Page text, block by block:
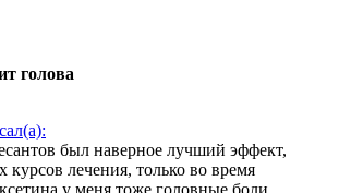
голова
был наверное лучший эффект,
курсов лечения, только во время